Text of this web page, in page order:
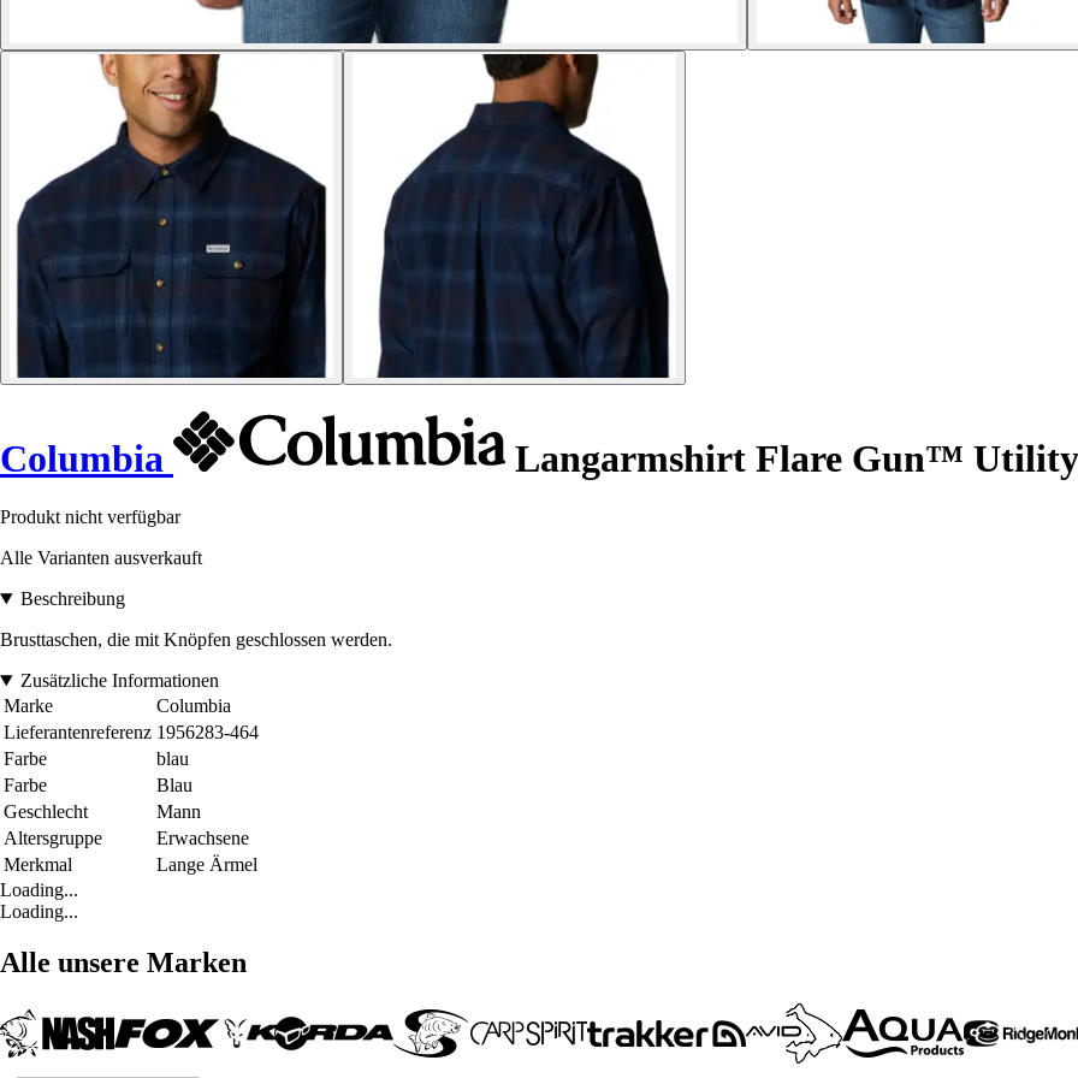
Columbia Langarmshirt Flare Gun™ Utility
Produkt nicht verfügbar
Alle Varianten ausverkauft
Beschreibung
Brusttaschen, die mit Knöpfen geschlossen werden.
Zusätzliche Informationen
Marke
Columbia
Lieferantenreferenz 1956283-464
Farbe
blau
Farbe
Blau
Geschlecht
Mann
Altersgruppe
Erwachsene
Merkmal
Lange Ärmel
Loading...
Loading...
Alle unsere Marken